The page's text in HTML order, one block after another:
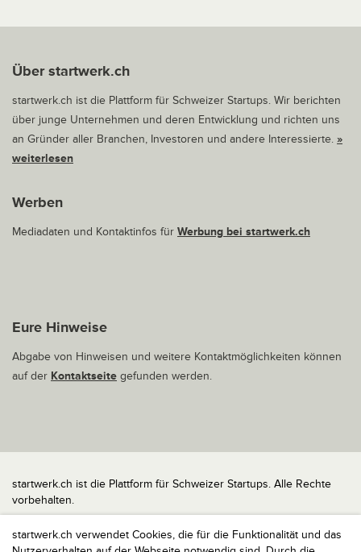
startwerk.ch verwendet Cookies, die für die Funktionalität und das
Über startwerk.ch
startwerk.ch ist die Plattform für Schweizer Startups. Wir berichten
über junge Unternehmen und deren Entwicklung und richten uns
an Gründer aller Branchen, Investoren und andere Interessierte. »
weiterlesen
Werben
Mediadaten und Kontaktinfos für Werbung bei startwerk.ch
Eure Hinweise
Abgabe von Hinweisen und weitere Kontaktmöglichkeiten können
auf der Kontaktseite gefunden werden.
startwerk.ch ist die Plattform für Schweizer Startups. Alle Rechte
vorbehalten.
Impressum
Kontakt